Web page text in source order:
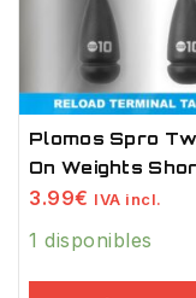
Plomos Spro
On Weights
10gr
3.99€ IVA incl.
1 disponibles